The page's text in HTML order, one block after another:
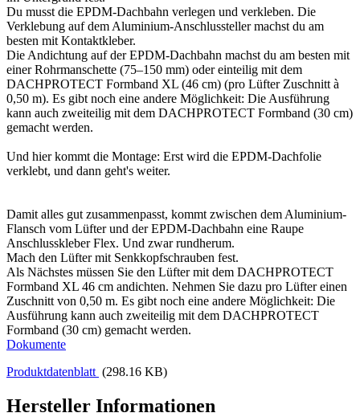
Du musst die EPDM-Dachbahn verlegen und verkleben. Die
Verklebung auf dem Aluminium-Anschlussteller machst du am
besten mit Kontaktkleber.
Die Andichtung auf der EPDM-Dachbahn machst du am besten mit
einer Rohrmanschette (75–150 mm) oder einteilig mit dem
DACHPROTECT Formband XL (46 cm) (pro Lüfter Zuschnitt à
0,50 m). Es gibt noch eine andere Möglichkeit: Die Ausführung
kann auch zweiteilig mit dem DACHPROTECT Formband (30 cm)
gemacht werden.
Und hier kommt die Montage: Erst wird die EPDM-Dachfolie
verklebt, und dann geht's weiter.
Damit alles gut zusammenpasst, kommt zwischen dem Aluminium-
Flansch vom Lüfter und der EPDM-Dachbahn eine Raupe
Anschlusskleber Flex. Und zwar rundherum.
Mach den Lüfter mit Senkkopfschrauben fest.
Als Nächstes müssen Sie den Lüfter mit dem DACHPROTECT
Formband XL 46 cm andichten. Nehmen Sie dazu pro Lüfter einen
Zuschnitt von 0,50 m. Es gibt noch eine andere Möglichkeit: Die
Ausführung kann auch zweiteilig mit dem DACHPROTECT
Formband (30 cm) gemacht werden.
Dokumente
Produktdatenblatt (298.16 KB)
Hersteller Informationen